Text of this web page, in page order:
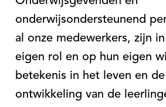
onderwijsondersteunend
al onze medewerkers, zijn
eigen rol en op hun eigen
betekenis in het leven en de
ontwikkeling van de